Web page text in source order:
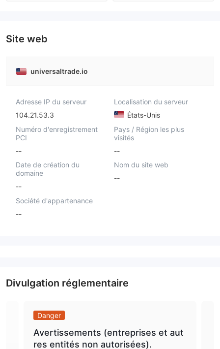
Site web
universaltrade.io
Adresse IP du serveur
104.21.53.3
Localisation du serveur
États-Unis
Numéro d'enregistrement
PCI
--
Pays / Région les plus
visités
--
Date de création du
domaine
--
Nom du site web
--
Société d'appartenance
--
Divulgation réglementaire
Danger
Avertissements (entreprises et aut
res entités non autorisées).